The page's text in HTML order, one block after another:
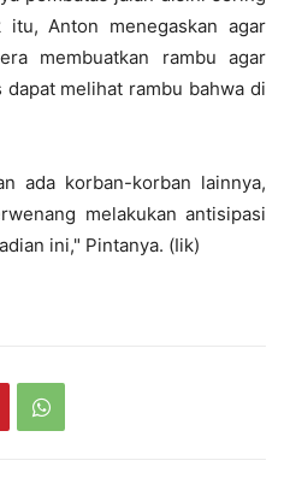
itu, Anton menegaskan agar
membuatkan rambu agar
melihat rambu bahwa di
ada korban-korban lainnya,
melakukan antisipasi
ini," Pintanya. (Iik)